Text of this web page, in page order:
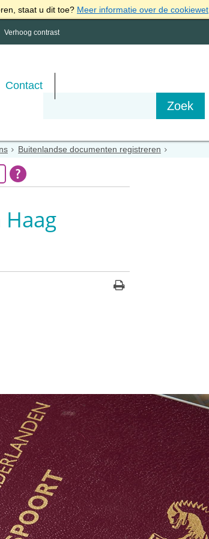
staat u dit toe? Meer informatie over de cookiewet
Verhoog contrast
Contact
Buitenlandse documenten registreren